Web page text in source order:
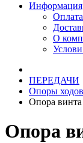
Информация
Оплата
О
ПЕРЕДАЧИ
Опоры
Опора
Опора